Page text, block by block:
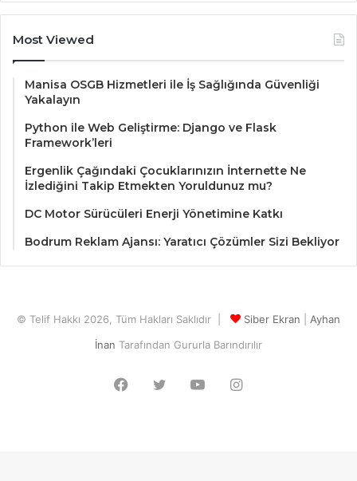
Most Viewed
Manisa OSGB Hizmetleri ile İş Sağlığında Güvenliği
Yakalayın
Python ile Web Geliştirme: Django ve Flask
Framework’leri
Ergenlik Çağındaki Çocuklarınızın İnternette Ne
İzlediğini Takip Etmekten Yoruldunuz mu?
DC Motor Sürücüleri Enerji Yönetimine Katkı
Bodrum Reklam Ajansı: Yaratıcı Çözümler Sizi Bekliyor
© Telif Hakkı 2026, Tüm Hakları Saklıdır | Siber Ekran
Ayhan
İnan Tarafından Gururla Barındırılır
Facebook
TwitterYouTubeInstagram